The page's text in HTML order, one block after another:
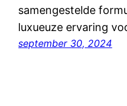
samengestelde
luxueuze ervaring
september 30, 2024